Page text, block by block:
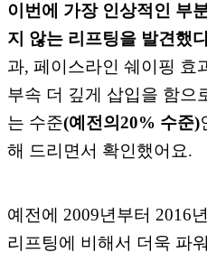
이번에 가장 인상적인 부
지 않는 리프팅을 발견했
과, 페이 스라인 쉐이핑 효
부속 더 깊게 삽입을 함으
는 수준(예전의20% 수준)
해 드리면서 확인했어요.
예 전에 2009년부터 2016
리프팅에 비해서 더욱 파